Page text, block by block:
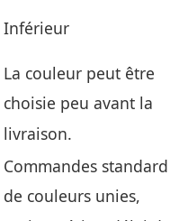
Inférieur
La couleur peut être
choisie peu avant la
livraison.
Commandes standard
de couleurs unies,